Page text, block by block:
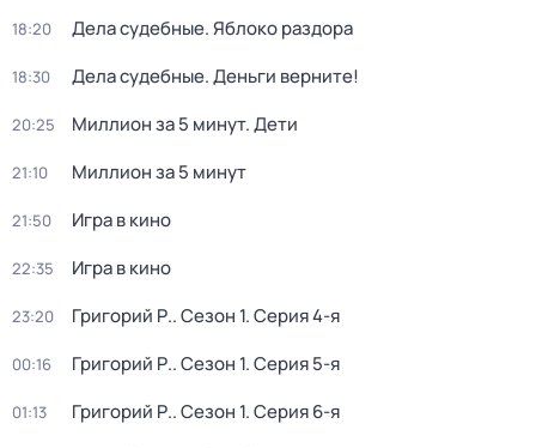
18:20 Дела судебные. Яблоко раздора
18:30 Дела судебные. Деньги верните!
20:25 Миллион за 5 минут. Дети
21:10 Миллион за 5 минут
21:50 Игра в кино
22:35 Игра в кино
23:20 Григорий Р.. Сезон 1. Серия 4-я
00:16 Григорий Р.. Сезон 1. Серия 5-я
01:13 Григорий Р.. Сезон 1. Серия 6-я